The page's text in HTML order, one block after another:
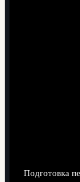
Подготовка